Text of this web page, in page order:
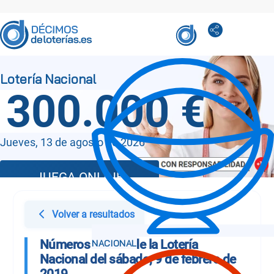
Volver a resultados
Números Sorteo de la Lotería
Nacional del sábado, 9 de febrero de
300.000 €
Jueves, 13 de agosto de 2026
JUEGA ONLINE